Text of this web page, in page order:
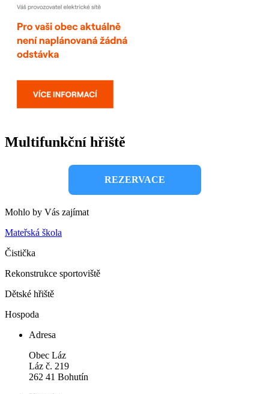
Multifunkční hřiště
REZERVACE
Mohlo by Vás zajímat
Mateřská škola
Čistička
Rekonstrukce sportoviště
Dětské hřiště
Hospoda
Adresa
Obec Láz
Láz č. 219
262 41 Bohutín